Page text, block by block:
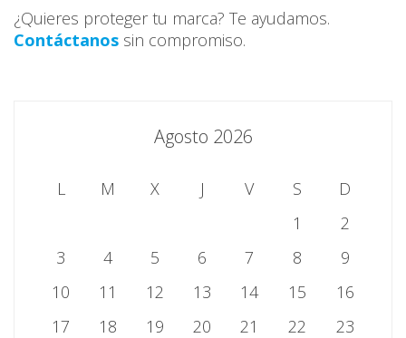
¿Quieres proteger tu marca? Te ayudamos.
Contáctanos sin compromiso.
Agosto 2026
L M X J V S
D
1
2
3
4 5 6 7 8
9
10
11 12 13 14 15
16
17
18 19 20 21 22
23